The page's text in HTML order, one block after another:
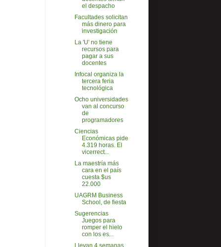
el despacho
Facultades solicitan
más dinero para
investigación
La 'U' no tiene
recursos para
pagar a sus
docentes
Infocal organiza la
tercera feria
tecnológica
Ocho universidades
van al concurso
de
programadores
Ciencias
Económicas pide
4.319 horas. El
vicerrect...
La maestría más
cara en el país
cuesta $us
22.000
UAGRM Business
School, de fiesta
Sugerencias
Juegos para
romper el hielo
con los es...
Llevan 4 semanas